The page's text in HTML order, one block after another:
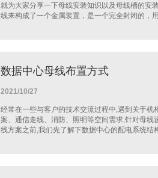
就为大家分享一下母线安装知识以及母线槽的安
线来构成了一个金属装置，是一个完全封闭的，
数据中心母线布置方式
2021/10/27
经常在一些与客户的技术交流过程中,遇到关于
案、通信走线、消防、照明等空间需求,针对母
线方案之前,我们先了解下数据中心的配电系统结